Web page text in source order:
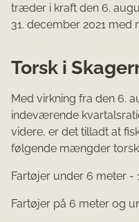
træder i kraft den 6.
31. december 2021 med
Torsk i
Med virkning fra den 6.
indeværende
videre, er det tilladt at
følgende mængder torsk
Fartøjer under 6 meter -
Fartøjer på 6 meter og